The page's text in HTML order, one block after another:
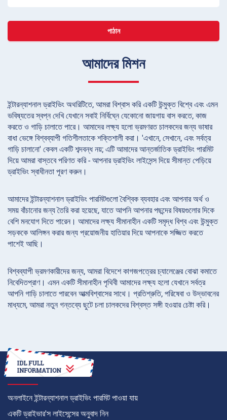
পাঠান
আমাদের মিশন
ইন্টারন্যাশনাল ড্রাইভিং অথরিটিতে, আমরা বিশ্বাস করি একটি উন্মুক্ত বিশ্বে এবং এমন
ভবিষ্যতের স্বপ্ন দেখি যেখানে সবাই নির্বিঘ্নে যেকোনো জায়গায় বাস করতে, কাজ
করতে ও গাড়ি চালাতে পারে। আমাদের লক্ষ্য হলো ভ্রমণরত চালকদের জন্য ভাষার
বাধা ভেঙ্গে বিশ্বব্যাপী গতিশীলতাকে শক্তিশালী করা। 'এখানে, সেখানে, এবং সর্বত্র
গাড়ি চালানো' কেবল একটি শব্দবন্ধ নয়; এটি আমাদের আন্তর্জাতিক ড্রাইভিং পারমিট
দিয়ে আমরা বাস্তবে পরিণত করি - আপনার ড্রাইভিং লাইসেন্স দিয়ে সীমান্ত পেড়িয়ে
ড্রাইভিং স্বাধীনতা পূরণ করুন।
আমাদের ইন্টারন্যাশনাল ড্রাইভিং পারমিটগুলো বৈশ্বিক ব্যবহার এবং আপনার অর্থ ও
সময় বাঁচানোর জন্য তৈরি করা হয়েছে, যাতে আপনি আপনার পছন্দের বিষয়গুলোর দিকে
বেশি মনযোগ দিতে পারেন। আমাদের লক্ষ্য সীমানাহীন একটি সমৃদ্ধ বিশ্ব এবং উন্মুক্ত
সড়ককে আলিঙ্গন করার জন্য প্রয়োজনীয় হাতিয়ার দিয়ে আপনাকে সজ্জিত করতে
পাশেই আছি।
বিশ্বব্যাপী ভ্রমণকারীদের জন্য, আমরা বিদেশে কাগজপত্রের চ্যালেঞ্জের বোঝা কমাতে
নিবেদিতপ্রাণ। এমন একটি সীমানাহীন পৃথিবী আমাদের লক্ষ্য হলো যেখানে সর্বত্র
আপনি গাড়ি চালাতে পারবেন আত্মবিশ্বাসের সাথে। প্রতিশ্রুতি, পরিষেবা ও উদ্ভাবনের
মাধ্যমে, আমরা নতুন গন্তব্যে ছুটে চলা চালকদের বিশ্বস্ত সঙ্গী হওয়ার চেষ্টা করি।
কীভাবে
অনলাইনে ইন্টারন্যাশনাল ড্রাইভিং পারমিট পাওয়া যায়
একটি ড্রাইভার'স লাইসেন্সের অনুবাদ নিন